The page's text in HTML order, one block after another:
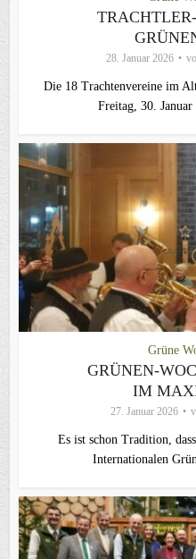
28. Januar 2026
Die 18 Trachtenvereine im
Freitag, 30. Januar
Grüne
GRÜNEN-
IM
27. Januar 2026
Es ist schon Tradition,
Internationalen